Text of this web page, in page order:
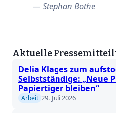
Stephan Bothe
Aktuelle
Delia Klages zum
Selbstständige: „Neue
Papiertiger bleiben“
Arbeit 29. Juli 2026